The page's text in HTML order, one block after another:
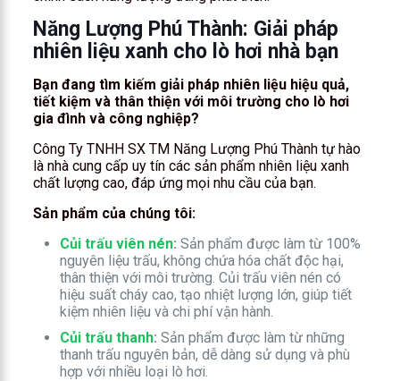
Năng Lượng Phú Thành: Giải pháp
nhiên liệu xanh cho lò hơi nhà bạn
Bạn đang tìm kiếm giải pháp nhiên liệu hiệu quả,
tiết kiệm và thân thiện với môi trường cho lò hơi
gia đình và công nghiệp?
Công Ty TNHH SX TM Năng Lượng Phú Thành tự hào
là nhà cung cấp uy tín các sản phẩm nhiên liệu xanh
chất lượng cao, đáp ứng mọi nhu cầu của bạn.
Sản phẩm của chúng tôi:
Củi trấu viên nén: Sản phẩm được làm từ 100%
nguyên liệu trấu, không chứa hóa chất độc hại,
thân thiện với môi trường. Củi trấu viên nén có
hiệu suất cháy cao, tạo nhiệt lượng lớn, giúp tiết
kiệm nhiên liệu và chi phí vận hành.
Củi trấu thanh: Sản phẩm được làm từ những
thanh trấu nguyên bản, dễ dàng sử dụng và phù
hợp với nhiều loại lò hơi.